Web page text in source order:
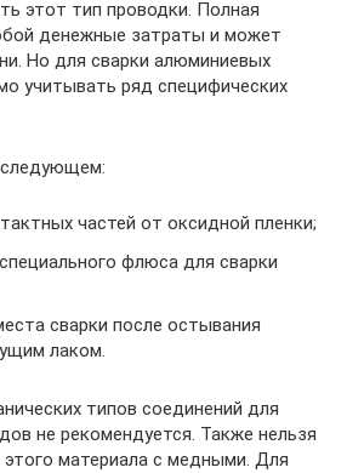
этот тип проводки. Полная
денежные затраты и может
Но для сварки алюминиевых
учитывать ряд специфических
частей от оксидной пленки;
флюса для сварки
сварки после остывания
лаком.
типов соединений для
не рекомендуется. Также нельзя
материала с медными. Для